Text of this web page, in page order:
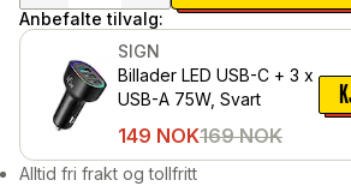
Anbefalte tilvalg:
SIGN
Billader LED USB-C + 3 x
USB-A 75W, Svart
149 NOK169 NOK
Alltid fri frakt og tollfritt